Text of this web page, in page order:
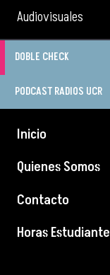
Audiovisuales
DOBLE CHECK
PODCAST RADIOS UCR
Inicio
Quienes Somos
Contacto
Horas Estudiante